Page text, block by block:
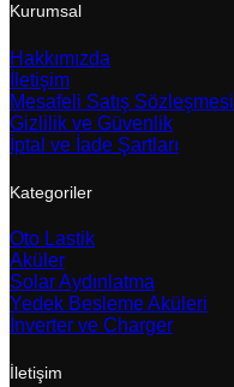
Kurumsal
Hakkımızda
İletişim
Mesafeli Satış Sözleşmesi
Gizlilik ve Güvenlik
İptal ve İade Şartları
Kategoriler
Oto Lastik
Aküler
Solar Aydınlatma
Yedek Besleme Aküleri
İnverter ve Charger
İletişim